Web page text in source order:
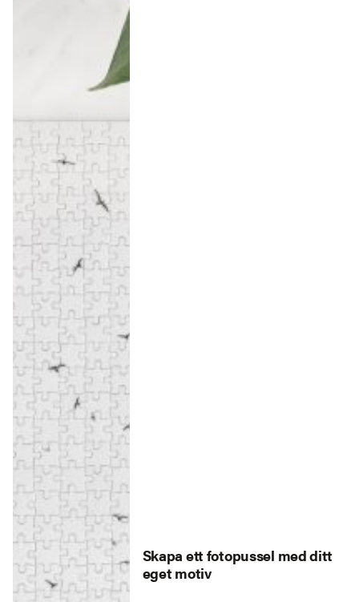
Skapa ett fotopussel med ditt
eget motiv